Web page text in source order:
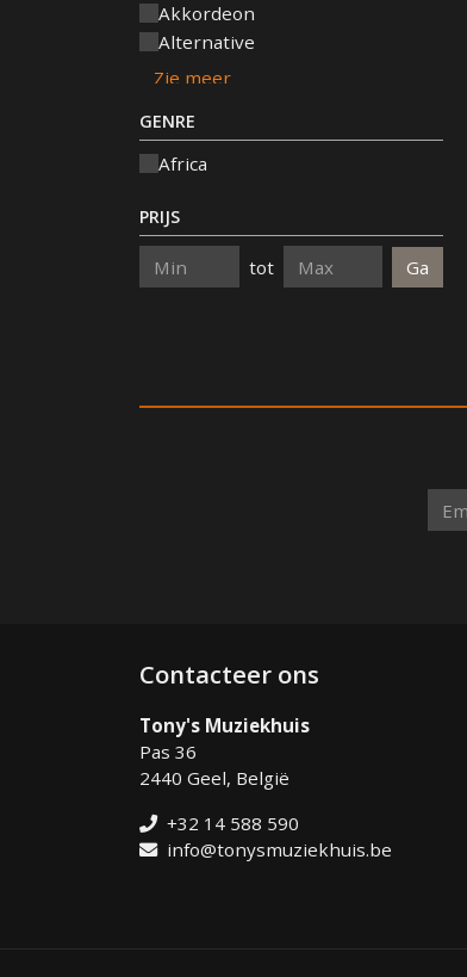
Akkordeon
Alternative
GENRE
Africa
PRIJS
Minimum tot
Maximum
Contacteer ons
Tony's Muziekhuis
Pas 36
2440 Geel, België
+32 14 588 590
info@tonysmuziekhuis.be